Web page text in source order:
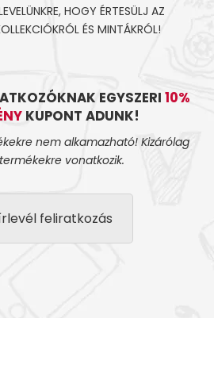
HOGY ÉRTESÜLJ AZ
ÉS MINTÁKRÓL!
EGYSZERI 10%
KUPONT ADUNK!
nem alkamazható! Kizárólag
vonatkozik.
feliratkozás